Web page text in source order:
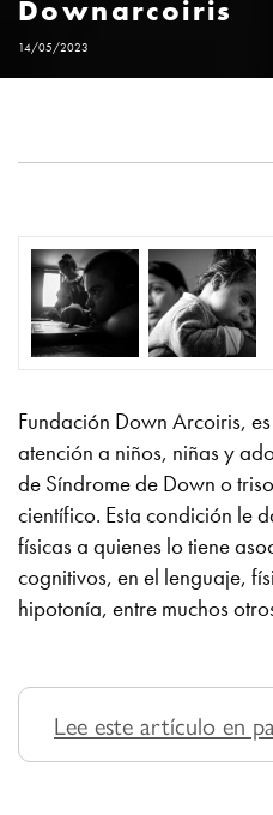
Downarcoiris
14/05/2023
Fundación Down Arcoiris,
atención a niños, niñas y
de Síndrome de Down o
científico. Esta condición le
físicas a quienes lo tiene
cognitivos, en el lenguaje,
hipotonía, entre muchos
Lee este artículo en